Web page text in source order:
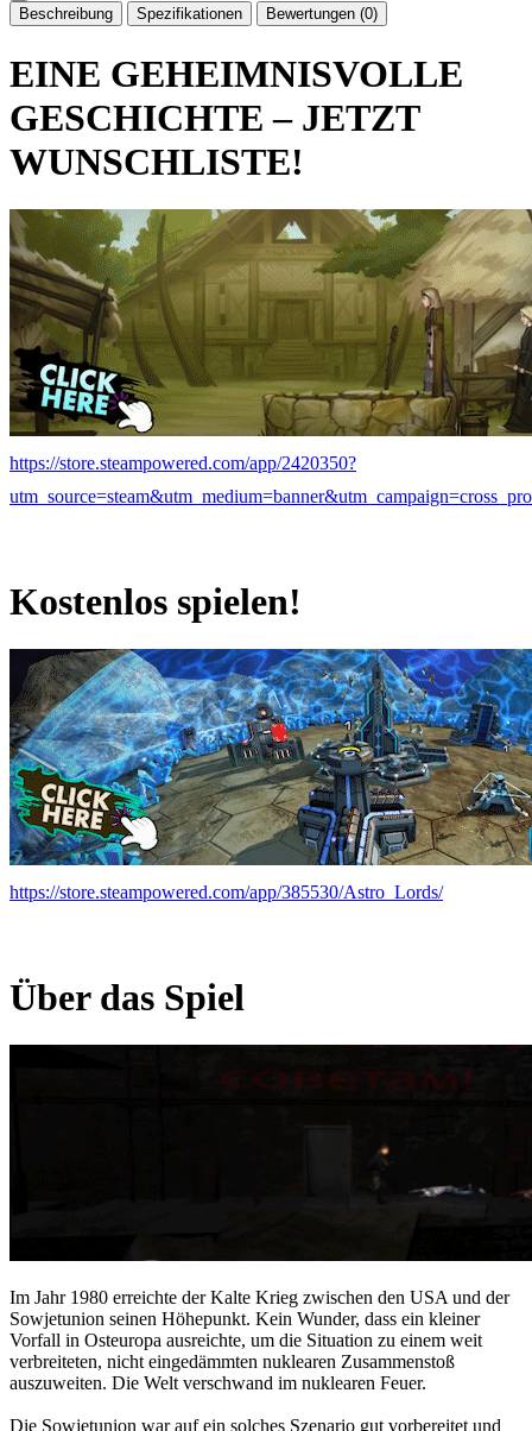
Beschreibung Spezifikationen Bewertungen (0)
EINE GEHEIMNISVOLLE
GESCHICHTE – JETZT
WUNSCHLISTE!
https://store.steampowered.com/app/2420350?
Kostenlos spielen!
https://store.steampowered.com/app/385530/Astro_Lords/
Über das Spiel
Im Jahr 1980 erreichte der Kalte Krieg zwischen den USA und der
Sowjetunion seinen Höhepunkt. Kein Wunder, dass ein kleiner
Vorfall in Osteuropa ausreichte, um die Situation zu einem weit
verbreiteten, nicht eingedämmten nuklearen Zusammenstoß
auszuweiten. Die Welt verschwand im nuklearen Feuer.
Die Sowjetunion war auf ein solches Szenario gut vorbereitet und